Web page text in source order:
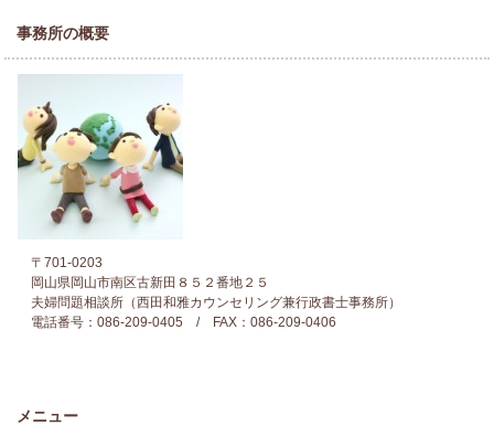
事務所の概要
〒701-0203
岡山県岡山市南区古新田８５２番地２５
夫婦問題相談所（西田和雅カウンセリング兼行政書士事務所）
電話番号：086-209-0405 / FAX：086-209-0406
メニュー